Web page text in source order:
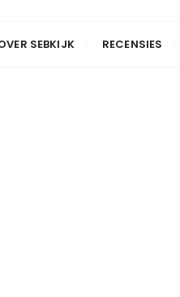
SEBKIJK RECENSIES